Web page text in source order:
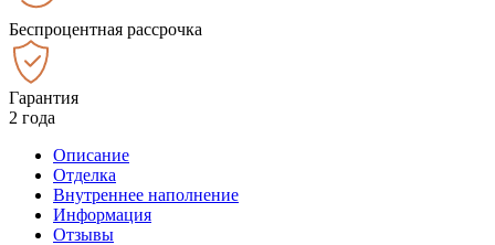
Беспроцентная рассрочка
Гарантия
2 года
Описание
Отделка
Внутреннее наполнение
Информация
Отзывы